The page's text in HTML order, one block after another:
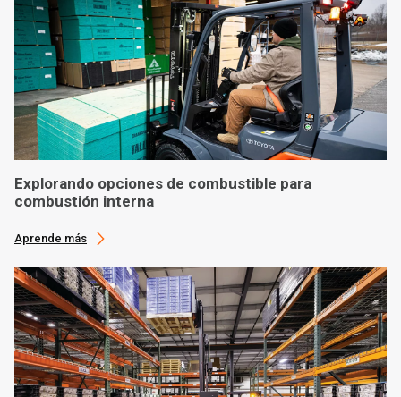
Explorando opciones de combustible para
combustión interna
Aprende más